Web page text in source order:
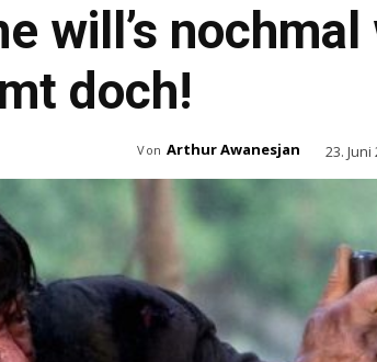
will’s
doch!
Von Arthur Awanesjan 23. Juni